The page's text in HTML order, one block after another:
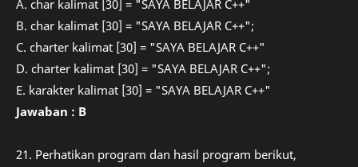
A. char kalimat [30] = "SAYA BELAJAR C++"
B. char kalimat [30] = "SAYA BELAJAR C++";
C. charter kalimat [30] = "SAYA BELAJAR C++"
D. charter kalimat [30] = "SAYA BELAJAR C++";
E. karakter kalimat [30] = "SAYA BELAJAR C++"
Jawaban : B
21. Perhatikan program dan hasil program berikut,